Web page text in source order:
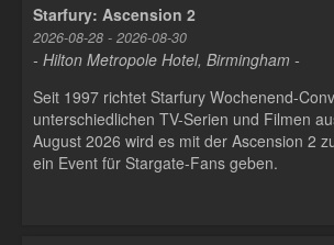
Starfury: Ascension 2
2026-08-28 - 2026-08-30
- Hilton Metropole Hotel, Birmingham -
Seit 1997 richtet Starfury Wochenend-
unterschiedlichen TV-Serien und Filmen
August 2026 wird es mit der Ascension 2
ein Event für Stargate-Fans geben.